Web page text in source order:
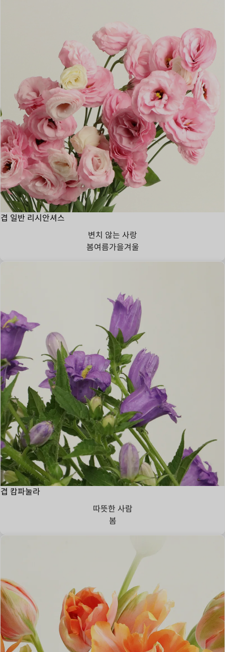
겹 일반 리시안셔스
변치 않는 사랑
봄여름가을겨울
겹 캄파눌라
따뜻한 사람
봄